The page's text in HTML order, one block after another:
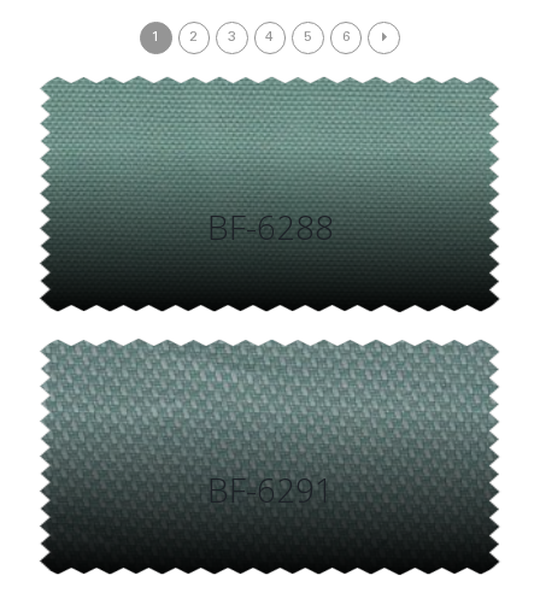
1 2 3 4 5 6
BF-6288
BF-6291